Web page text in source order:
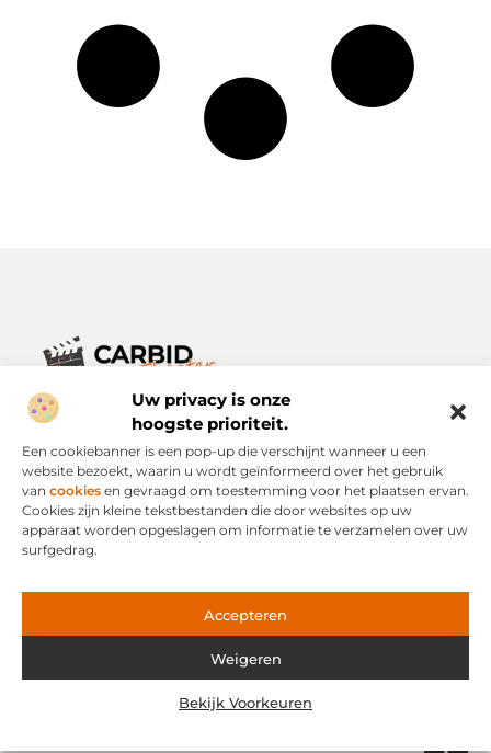
Uw privacy is onze
hoogste prioriteit.
Een cookiebanner is een pop-up die verschijnt wanneer u een
website bezoekt, waarin u wordt geïnformeerd over het gebruik
van cookies en gevraagd om toestemming voor het plaatsen ervan.
Cookies zijn kleine tekstbestanden die door websites op uw
apparaat worden opgeslagen om informatie te verzamelen over uw
surfgedrag.
Accepteren
Weigeren
Bekijk Voorkeuren
Verhalen die het alledaagse leven verrijken.
Ontdek een breed scala aan blogs en artikelen die je inspireren,
informeren en verrijken – voor elke dag, voor iedereen.
Bericht categorie
Cookiebeleid (EU)